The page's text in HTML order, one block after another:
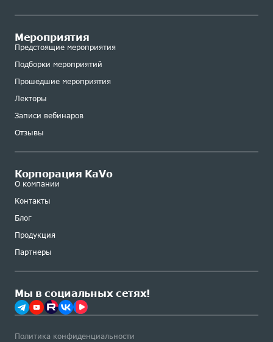
Мероприятия
Предстоящие мероприятия
Подборки мероприятий
Прошедшие мероприятия
Лекторы
Записи вебинаров
Отзывы
Корпорация KaVo
О компании
Контакты
Блог
Продукция
Партнеры
Мы в социальных сетях!
Политика конфиденциальности